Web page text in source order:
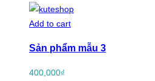
Add to cart
Sản phẩm mẫu 3
400,000₫